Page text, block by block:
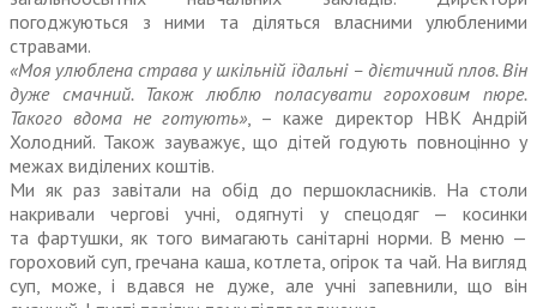
погоджуються з ними та діляться власними улюбленими
стравами.
«Моя улюблена страва у шкільній їдальні – дієтичний плов. Він
дуже смачний. Також люблю поласувати гороховим пюре.
Такого вдома не готують», – каже директор НВК Андрій
Холодний. Також зауважує, що дітей годують повноцінно у
межах виділених коштів.
Ми як раз завітали на обід до першокласників. На столи
накривали чергові учні, одягнуті у спецодяг — косинки
та фартушки, як того вимагають санітарні норми. В меню —
гороховий суп, гречана каша, котлета, огірок та чай. На вигляд
суп, може, і вдався не дуже, але учні запевнили, що він